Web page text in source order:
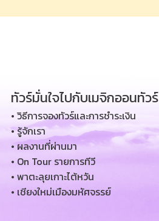
ทัวร์มั่นใจไปกับเมจิกออนทัวร์
• วิธีการจองทัวร์และการชำระเงิน
• รู้จักเรา
• ผลงานที่ผ่านมา
• On Tour รายการทีวี
• พาตะลุยเกาะไต้หวัน
• เชียงใหม่เมืองมหัศจรรย์